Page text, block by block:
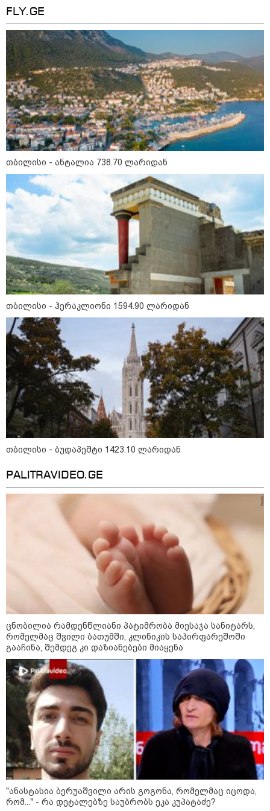
"მამის მიერ ცოტნესთვის
დატოვებულ სახლში
თვითნებურად ცხოვრობს
ადამიანი, რომელიც ზვიადის
ანდერძში ერთი სიტყვითაც კი
არ არის მოხსენიებული" - ანა
ჯაბაური
09:32 / 05-08-2026
"4 დღე უწყლოდ და უპუროდ
გაატარეს, მათ სიცოცხლე
დავუბრუნეთ" - ქართველი
მეზღვაური წერს, რომ 36
მიგრანტი, მათ შორის, ორსული
გოგონა გადაარჩინა
12:20 / 04-08-2026
"როცა კანონიკიდან
გამომდინარე, მართებულად
მიგვაჩნია, რომ ადამიანის
გასვენება ტაძრიდან არ მოხდეს,
ეს მგლოვიარეს ისეთი
სიყვარულითა უნდა ავუხსნათ,
რომ შფოთვა არ დაიბადოს" -
დედა სიდონია
16:02 / 03-08-2026
"15 წლის წინ ჩადენილი
დანაშაული, 5-ჯერ შეცვლილი
მოსამართლე, 4-ჯერ თავიდან
დაწყებული საქმე... მადლობა
პროკურატურას, მათ გარეშე ეს
შედეგი არ დადგებოდა" - ქეთა
ხარძიანი
კატეგორიის ყველა სიახლე
წლის წინაც 15 დოლარი იყო და
ვის აღარ დასჭირდება შრომითი
საქმიანობის უფლება და რა
შეიცვალა უცხოელების
დასაქმების პროცესში
რა მანძილზე აფიქსირებს კამერა
გზებზე მანქანის სიჩქარეს -
მითები ფოტორადარებზე
პოლიტიკა
FLY.GE
თბილისი - ანტალია 738.70 ლარიდან
თბილისი - ჰერაკლიონი 1594.90 ლარიდან
თბილისი - ბუდაპეშტი 1423.10 ლარიდან
PALITRAVIDEO.GE
ცნობილია რამდენწლიანი პატიმრობა მიესაჯა სანიტარს,
რომელმაც შვილი ბათუმში, კლინიკის საპირფარეშოში
გააჩინა, შემდეგ კი დაზიანებები მიაყენა
"ანასტასია ბერუაშვილი არის გოგონა, რომელმაც იცოდა,
რომ..." - რა დეტალებზე საუბრობს ეკა კუპატაძე?